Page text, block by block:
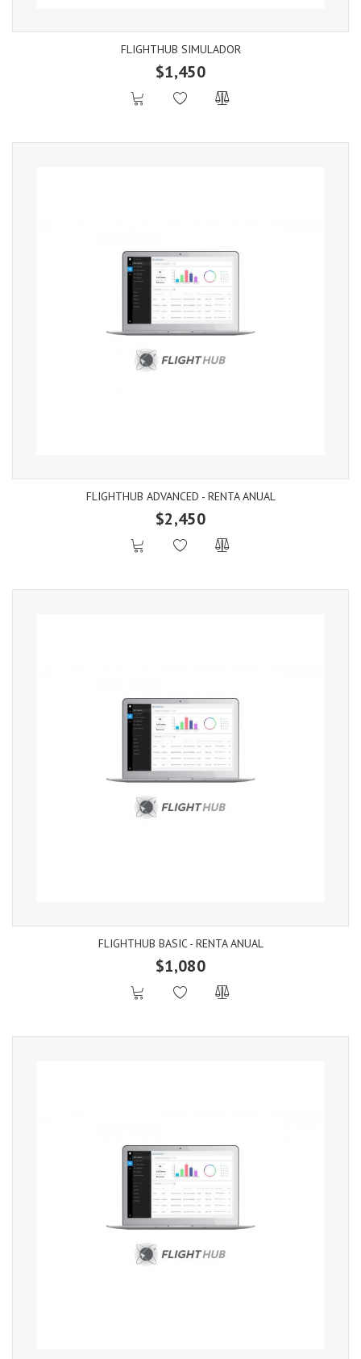
FLIGHTHUB SIMULADOR
$1,450
FLIGHTHUB ADVANCED - RENTA ANUAL
$2,450
FLIGHTHUB BASIC - RENTA ANUAL
$1,080